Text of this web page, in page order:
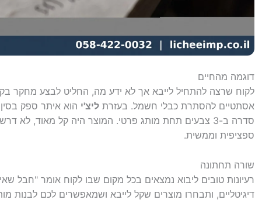
דוגמה מהחיים
לקוח שרצה להתחיל לייבא אך לא ידע מה, החליט לבצע מחקר
אסתטיים להסתרת כבלי חשמל. בעזרת ליצ'י הוא איתר ספק
ספציפית וממשית.
שורה תחתונה
רעיונות טובים ליבוא נמצאים בכל מקום שבו לקוח אומר "חבל
דיגיטליים, ותבחרו מוצרים שקל לייבא ושמאפשרים לכם לבנות